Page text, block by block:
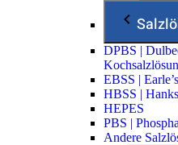
DPBS |
EBSS |
HBSS |
HEPES
PBS |
Andere